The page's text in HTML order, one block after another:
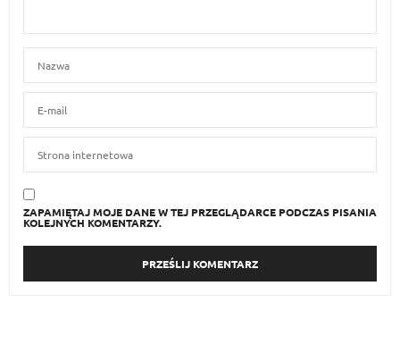
ZAPAMIĘTAJ MOJE DANE W TEJ PRZEGLĄDARCE PODCZAS PISANIA
KOLEJNYCH KOMENTARZY.